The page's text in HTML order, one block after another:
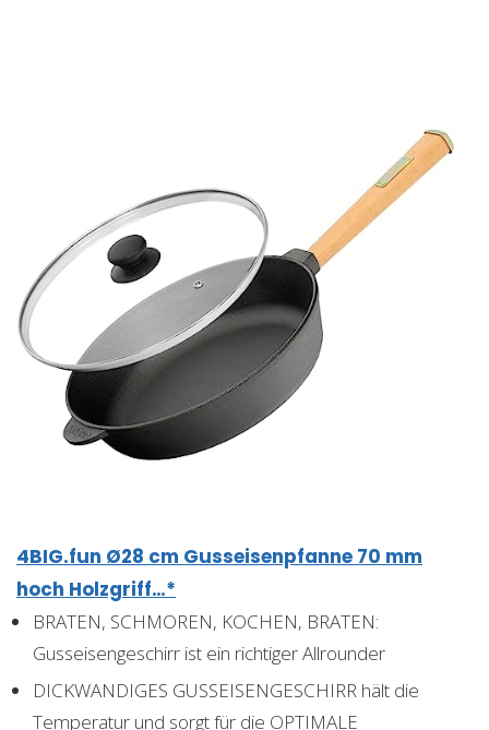
4BIG.fun Ø28 cm Gusseisenpfanne 70 mm
hoch Holzgriff…*
BRATEN, SCHMOREN, KOCHEN, BRATEN:
Gusseisengeschirr ist ein richtiger Allrounder
DICKWANDIGES GUSSEISENGESCHIRR hält die
Temperatur und sorgt für die OPTIMALE